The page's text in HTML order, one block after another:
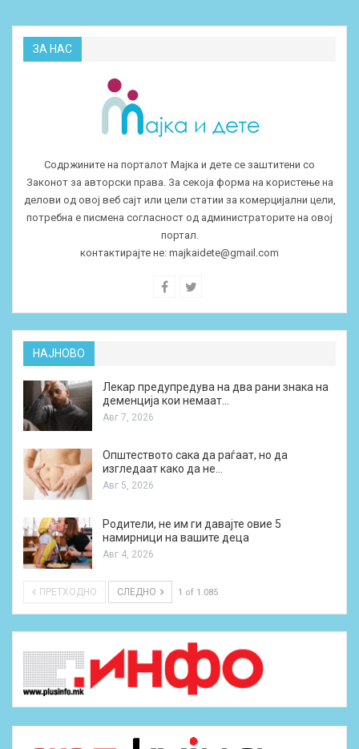
ЗА НАС
Содржините на порталот Мајка и дете се заштитени со
Законот за авторски права. За секоја форма на користење на
делови од овој веб сајт или цели статии за комерцијални цели,
потребна е писмена согласност од администраторите на овој
портал.
контактирајте не: majkaidete@gmail.com
НАЈНОВО
Лекар предупредува на два рани знака на
деменција кои немаат…
Авг 7, 2026
Општеството сака да раѓаат, но да
изгледаат како да не…
Авг 5, 2026
Родители, не им ги давајте овие 5
намирници на вашите деца
Авг 4, 2026
ПРЕТХОДНО СЛЕДНО 1 of 1.085